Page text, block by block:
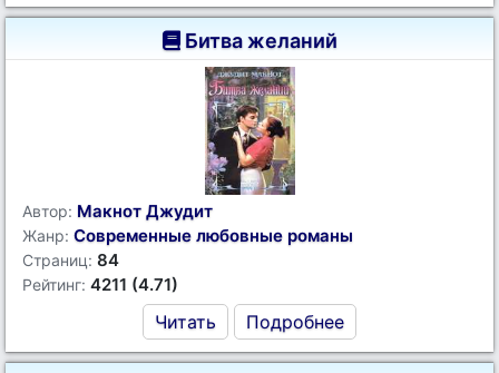
Битва желаний
Автор: Макнот Джудит
Жанр: Современные любовные романы
Страниц: 84
Рейтинг: 4211 (4.71)
Читать Подробнее